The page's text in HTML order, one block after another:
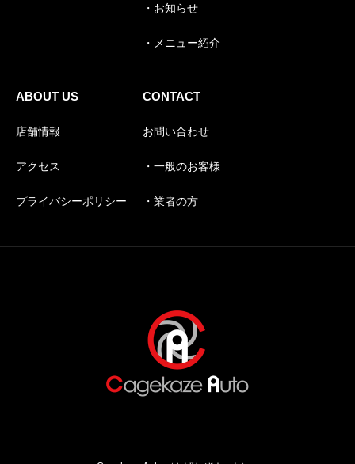
・お知らせ
・メニュー紹介
ABOUT US
店舗情報
アクセス
プライバシーポリシー
CONTACT
お問い合わせ
・一般のお客様
・業者の方